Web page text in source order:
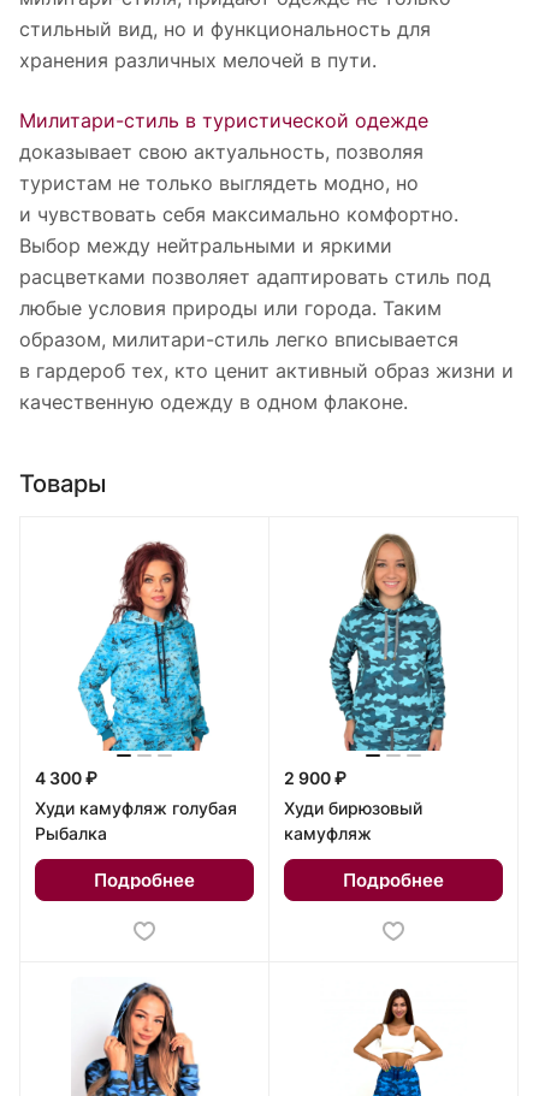
стильный вид, но и функциональность для
хранения различных мелочей в пути.
Милитари-стиль в туристической одежде
доказывает свою актуальность, позволяя
туристам не только выглядеть модно, но
и чувствовать себя максимально комфортно.
Выбор между нейтральными и яркими
расцветками позволяет адаптировать стиль под
любые условия природы или города. Таким
образом, милитари-стиль легко вписывается
в гардероб тех, кто ценит активный образ жизни и
качественную одежду в одном флаконе.
Товары
4 300 ₽
Худи камуфляж голубая
Рыбалка
Подробнее
2 900 ₽
Худи бирюзовый
камуфляж
Подробнее